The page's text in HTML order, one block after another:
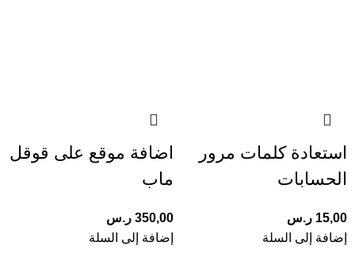
استعادة كلمات مرور
الحسابات
15,00 ر.س
إضافة إلى السلة
اضافة موقع على قوقل
ماب
350,00 ر.س
إضافة إلى السلة